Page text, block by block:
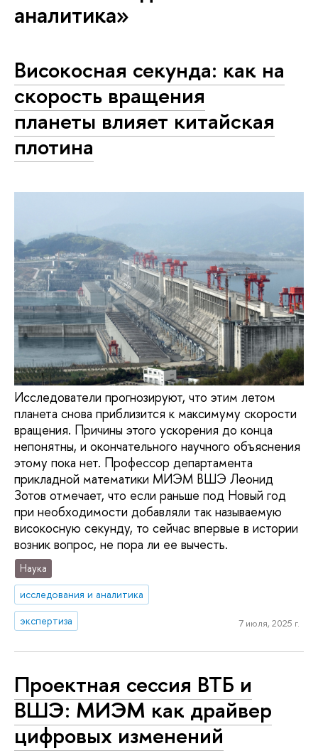
аналитика»
Високосная секунда: как на
скорость вращения
планеты влияет китайская
плотина
Исследователи прогнозируют, что этим летом
планета снова приблизится к максимуму скорости
вращения. Причины этого ускорения до конца
непонятны, и окончательного научного объяснения
этому пока нет. Профессор департамента
прикладной математики МИЭМ ВШЭ Леонид
Зотов отмечает, что если раньше под Новый год
при необходимости добавляли так называемую
високосную секунду, то сейчас впервые в истории
возник вопрос, не пора ли ее вычесть.
Наука
исследования и аналитика
экспертиза
7 июля, 2025 г.
Проектная сессия ВТБ и
ВШЭ: МИЭМ как драйвер
цифровых изменений